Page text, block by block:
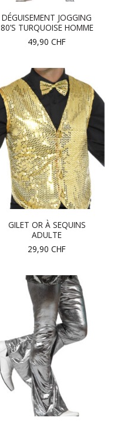
DÉGUISEMENT JOGGING
80’S TURQUOISE HOMME
49,90 CHF
GILET OR À SEQUINS
ADULTE
29,90 CHF